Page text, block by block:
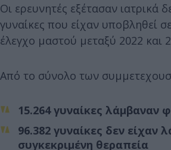
Οι ερευνητές εξέτασαν ιατρικά
γυναίκες που είχαν υποβληθεί
έλεγχο μαστού μεταξύ 2022 και
Από το σύνολο των
15.264 γυναίκες λάμβαναν
96.382 γυναίκες δεν είχαν
συγκεκριμένη θεραπεία